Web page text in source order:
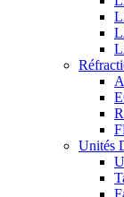
Unités